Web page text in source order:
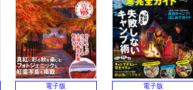
電子版 電子版